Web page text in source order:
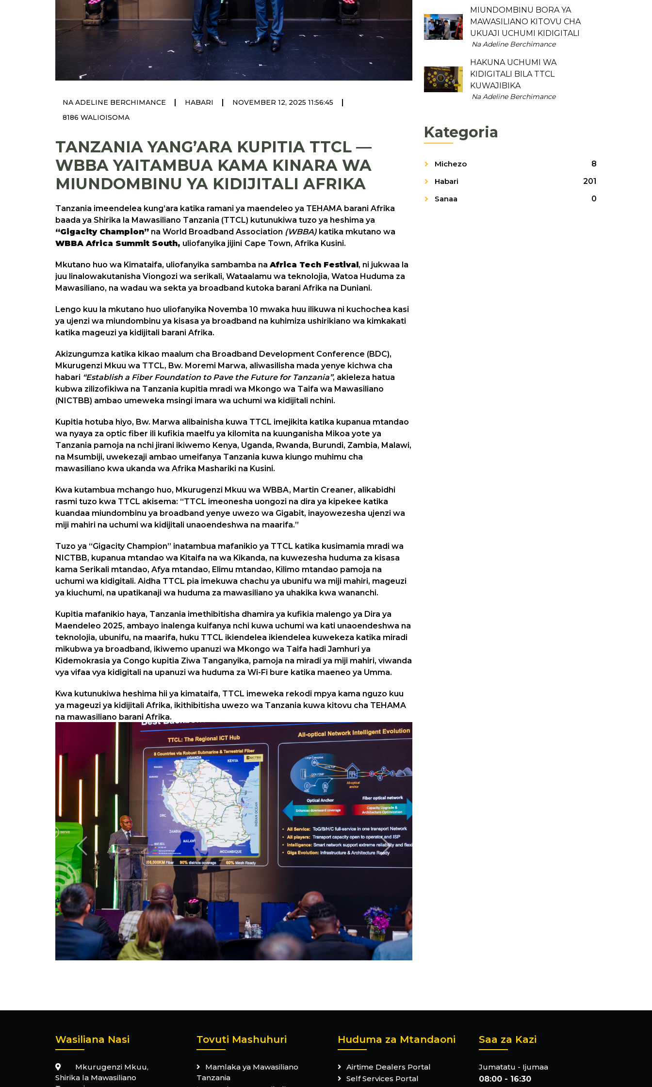
NA ADELINE BERCHIMANCE | HABARI | NOVEMBER 12, 2025 11:56:45 |
8186 WALIOISOMA
TANZANIA YANG’ARA KUPITIA TTCL —
WBBA YAITAMBUA KAMA KINARA WA
MIUNDOMBINU YA KIDIJITALI AFRIKA
Tanzania imeendelea kung’ara katika ramani ya maendeleo ya TEHAMA barani Afrika
baada ya Shirika la Mawasiliano Tanzania (TTCL) kutunukiwa tuzo ya heshima ya
“Gigacity Champion” na World Broadband Association (WBBA) katika mkutano wa
WBBA Africa Summit South, uliofanyika jijini Cape Town, Afrika Kusini.
Mkutano huo wa Kimataifa, uliofanyika sambamba naAfrica Tech Festival, ni jukwaa la
juu linalowakutanisha Viongozi wa serikali, Wataalamu wa teknolojia, Watoa Huduma za
Mawasiliano, na wadau wa sekta ya broadband kutoka barani Afrika na Duniani.
Lengo kuu la mkutano huo uliofanyika Novemba 10 mwaka huu ilikuwa ni kuchochea kasi
ya ujenzi wa miundombinu ya kisasa ya broadband na kuhimiza ushirikiano wa kimkakati
katika mageuzi ya kidijitali barani Afrika.
Akizungumza katika kikao maalum cha Broadband Development Conference (BDC),
Mkurugenzi Mkuu wa TTCL, Bw. Moremi Marwa, aliwasilisha mada yenye kichwa cha
habari “Establish a Fiber Foundation to Pave the Future for Tanzania”, akieleza hatua
kubwa zilizofikiwa na Tanzania kupitia mradi wa Mkongo wa Taifa wa Mawasiliano
(NICTBB) ambao umeweka msingi imara wa uchumi wa kidijitali nchini.
Kupitia hotuba hiyo, Bw. Marwa alibainisha kuwa TTCL imejikita katika kupanua mtandao
wa nyaya za optic fiber ili kufikia maelfu ya kilomita na kuunganisha Mikoa yote ya
Tanzania pamoja na nchi jirani ikiwemo Kenya, Uganda, Rwanda, Burundi, Zambia, Malawi,
na Msumbiji, uwekezaji ambao umeifanya Tanzania kuwa kiungo muhimu cha
mawasiliano kwa ukanda wa Afrika Mashariki na Kusini.
Kwa kutambua mchango huo, Mkurugenzi Mkuu wa WBBA, Martin Creaner, alikabidhi
rasmi tuzo kwa TTCL akisema: “TTCL imeonesha uongozi na dira ya kipekee katika
kuandaa miundombinu ya broadband yenye uwezo wa Gigabit, inayowezesha ujenzi wa
miji mahiri na uchumi wa kidijitali unaoendeshwa na maarifa.”
Tuzo ya “Gigacity Champion” inatambua mafanikio ya TTCL katika kusimamia mradi wa
NICTBB, kupanua mtandao wa Kitaifa na wa Kikanda, na kuwezesha huduma za kisasa
kama Serikali mtandao, Afya mtandao, Elimu mtandao, Kilimo mtandao pamoja na
uchumi wa kidigitali. Aidha TTCL pia imekuwa chachu ya ubunifu wa miji mahiri, mageuzi
ya kiuchumi, na upatikanaji wa huduma za mawasiliano ya uhakika kwa wananchi.
Kupitia mafanikio haya, Tanzania imethibitisha dhamira ya kufikia malengo ya Dira ya
Maendeleo 2025, ambayo inalenga kuifanya nchi kuwa uchumi wa kati unaoendeshwa na
teknolojia, ubunifu, na maarifa, huku TTCL ikiendelea ikiendelea kuwekeza katika miradi
mikubwa ya broadband, ikiwemo upanuzi wa Mkongo wa Taifa hadi Jamhuri ya
Kidemokrasia ya Congo kupitia Ziwa Tanganyika, pamoja na miradi ya miji mahiri, viwanda
vya vifaa vya kidigitali na upanuzi wa huduma za Wi-Fi bure katika maeneo ya Umma.
Kwa kutunukiwa heshima hii ya kimataifa, TTCL imeweka rekodi mpya kama nguzo kuu
ya mageuzi ya kidijitali Afrika, ikithibitisha uwezo wa Tanzania kuwa kitovu cha TEHAMA
na mawasiliano barani Afrika.
Previous Next
MIUNDOMBINU BORA YA
MAWASILIANO KITOVU CHA
UKUAJI UCHUMI KIDIGITALI
Na Adeline Berchimance
HAKUNA UCHUMI WA
KIDIGITALI BILA TTCL
KUWAJIBIKA
Na Adeline Berchimance
Kategoria
Michezo
8
Habari
201
Sanaa
0
Wasiliana Nasi
Mkurugenzi Mkuu,
Shirika la Mawasiliano
Tovuti Mashuhuri
Mamlaka ya Mawasiliano
Tanzania
Huduma za Mtandaoni
Airtime Dealers Portal
Self Services Portal
Saa za Kazi
Jumatatu - Ijumaa
08:00 - 16:30